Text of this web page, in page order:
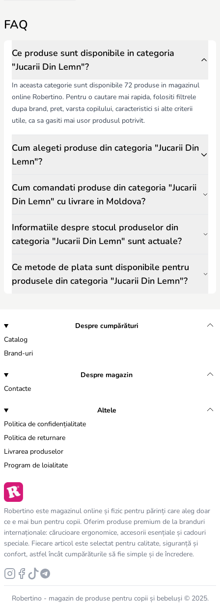
Atunci când alegeți jucării din lemn, țineți cont de:
Siguranță – materiale naturale, fără substanțe toxice, colțuri rotunjite,
Durabilitate – lemn rezistent, finisaje de calitate, jucării care rezistă
mult timp.
Educație și creativitate – stimularea imaginației, coordonării și
dezvoltării cognitive.
Dimensiuni și vârstă – potrivite pentru grupa de vârstă specifică și
dezvoltarea abilităților copilului.
Jucăriile din lemn de la Robertino.md combină siguranța, calitatea și
dezvoltarea copilului, oferind distracție, învățare și explorare în același
FAQ
Ce produse sunt disponibile in categoria
"Jucarii Din Lemn"?
In aceasta categorie sunt disponibile 72 produse in magazinul
online Robertino. Pentru o cautare mai rapida, folositi filtrele
dupa brand, pret, varsta copilului, caracteristici si alte criterii
utile, ca sa gasiti mai usor produsul potrivit.
Cum alegeti produse din categoria "Jucarii Din
Lemn"?
Cum comandati produse din categoria "Jucarii
Din Lemn" cu livrare in Moldova?
Informatiile despre stocul produselor din
categoria "Jucarii Din Lemn" sunt actuale?
Ce metode de plata sunt disponibile pentru
produsele din categoria "Jucarii Din Lemn"?
Despre cumpărături
Catalog
Brand-uri
Despre magazin
Contacte
Altele
Politica de confidențialitate
Politica de returnare
Livrarea produselor
Program de loialitate
Robertino este magazinul online și fizic pentru părinți care aleg doar
ce e mai bun pentru copii. Oferim produse premium de la branduri
internaționale: cărucioare ergonomice, accesorii esențiale și cadouri
speciale. Fiecare articol este selectat pentru calitate, siguranță și
confort, astfel încât cumpărăturile să fie simple și de încredere.
Robertino - magazin de produse pentru copii și bebeluși © 2025.